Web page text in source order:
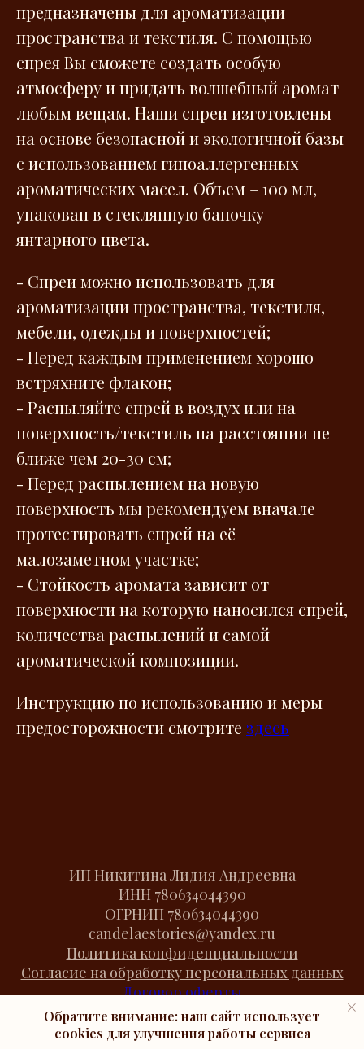
предназначены для ароматизации
пространства и текстиля. С помощью
спрея Вы сможете создать особую
атмосферу и придать волшебный аромат
любым вещам. Наши спреи изготовлены
на основе безопасной и экологичной базы
с использованием гипоаллергенных
ароматических масел. Объем – 100 мл,
упакован в стеклянную баночку
янтарного цвета.
- Спреи можно использовать для
ароматизации пространства, текстиля,
мебели, одежды и поверхностей;
- Перед каждым применением хорошо
встряхните флакон;
- Распыляйте спрей в воздух или на
поверхность/текстиль на расстоянии не
ближе чем 20-30 см;
- Перед распылением на новую
поверхность мы рекомендуем вначале
протестировать спрей на её
малозаметном участке;
- Стойкость аромата зависит от
поверхности на которую наносился спрей,
количества распылений и самой
ароматической композиции.
Инструкцию по использованию и меры
предосторожности смотрите здесь
Обратите внимание: наш сайт использует
cookies для улучшения работы сервиса
ИП Никитина Лидия Андреевна
ИНН 780634044390
ОГРНИП 780634044390
candelaestories@yandex.ru
Политика конфиденциальности
Согласие на обработку персональных данных
Договор оферты
Cookies